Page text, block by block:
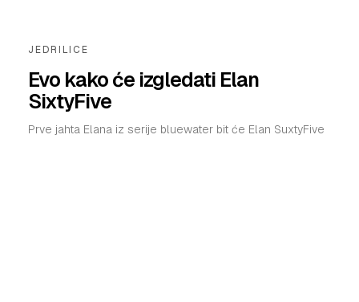
JEDRILICE
Evo kako će izgledati Elan
SixtyFive
Prve jahta Elana iz serije bluewater bit će Elan SuxtyFive